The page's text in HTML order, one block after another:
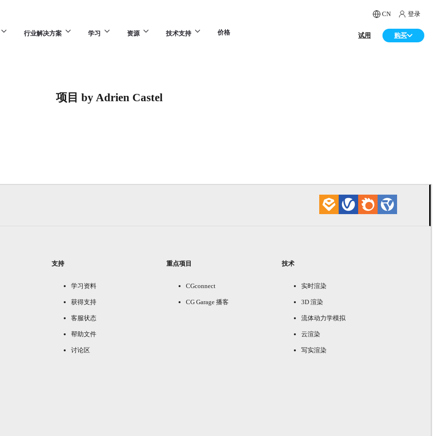
CN 登录
行业解决方案 学习 资源 技术支持 价格 试用 购买
项目 by Adrien Castel
支持
学习资料
获得支持
客服状态
帮助文件
讨论区
重点项目
CGconnect
CG Garage 播客
技术
实时渲染
3D 渲染
流体动力学模拟
云渲染
写实渲染